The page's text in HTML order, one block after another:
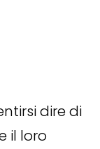
dire di
il loro